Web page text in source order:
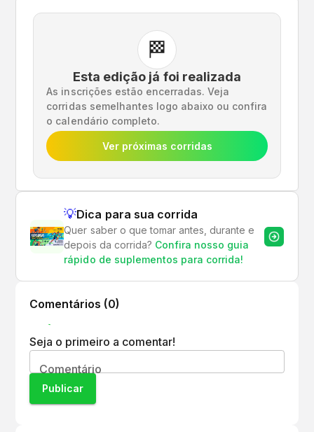
🏁
Esta edição já foi realizada
As inscrições estão encerradas. Veja
corridas semelhantes logo abaixo ou confira
o calendário completo.
Ver próximas corridas
💡Dica para sua corrida
Quer saber o que tomar antes, durante e
depois da corrida? Confira nosso guia
rápido de suplementos para corrida!
Comentários (0)
Seja o primeiro a comentar!
Comentário
Publicar